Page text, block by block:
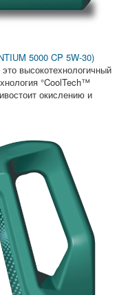
5000 CP 5W-30)
высокотехнологичный
°CoolTech™
окислению и